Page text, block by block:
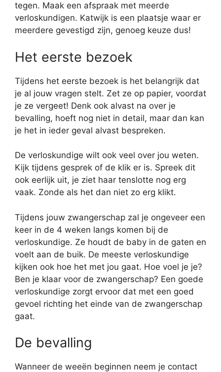
tegen. Maak een afspraak met meerde
verloskundigen. Katwijk is een plaatsje waar er
meerdere gevestigd zijn, genoeg keuze dus!
Het eerste bezoek
Tijdens het eerste bezoek is het belangrijk dat
je al jouw vragen stelt. Zet ze op papier, voordat
je ze vergeet! Denk ook alvast na over je
bevalling, hoeft nog niet in detail, maar dan kan
je het in ieder geval alvast bespreken.
De verloskundige wilt ook veel over jou weten.
Kijk tijdens gesprek of de klik er is. Spreek dit
ook eerlijk uit, je ziet haar tenslotte nog erg
vaak. Zonde als het dan niet zo erg klikt.
Tijdens jouw zwangerschap zal je ongeveer een
keer in de 4 weken langs komen bij de
verloskundige. Ze houdt de baby in de gaten en
voelt aan de buik. De meeste verloskundige
kijken ook hoe het met jou gaat. Hoe voel je je?
Ben je klaar voor de zwangerschap? Een goede
verloskundige zorgt ervoor dat met een goed
gevoel richting het einde van de zwangerschap
gaat.
De bevalling
Wanneer de weeën beginnen neem je contact